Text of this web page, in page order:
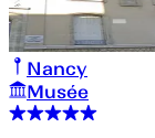
Nancy
Musée